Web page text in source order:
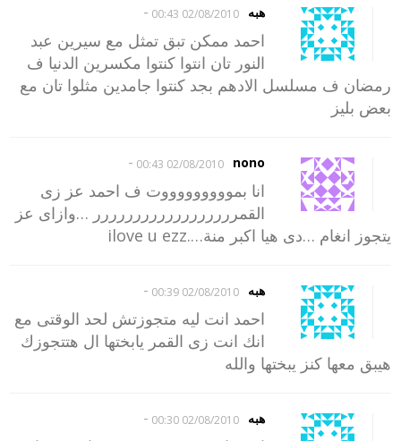
هبه 02/08/2010 00:43
-
احمد ممكن تبق تمثل مع سيرين عبد
النور تان انتوا كنتوا مكسرين الدنيا ف
رمضان ف مسلسل الادهم بجد كنتوا جامدين مثلوا تان مع
بعض بليز
nono
02/08/2010 00:43
-
انا بموووووووووت ف احمد عز زى
القمرررررررررررررررررر …وازاى عز
يتجوز انغام …دى هيا اكبر منة….ilove u ezz
هبه 02/08/2010 00:39
-
احمد انت ليه متجوزتش لحد الوقتى مع
انك انت زى القمر يابختها ال هتتجوزك
هيبق معها كنز يبختها والله
هبه 02/08/2010 00:30
-